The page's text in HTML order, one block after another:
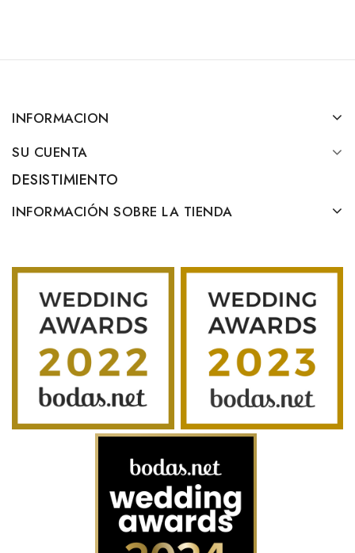
INFORMACION
SU CUENTA
DESISTIMIENTO
INFORMACIÓN SOBRE LA TIENDA